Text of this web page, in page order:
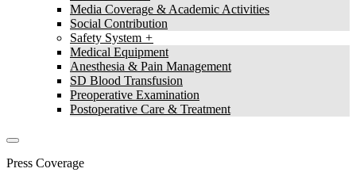
Media Coverage & Academic Activities
Social Contribution
Safety System
Medical Equipment
Anesthesia & Pain Management
SD Blood Transfusion
Preoperative Examination
Postoperative Care & Treatment
Press Coverage